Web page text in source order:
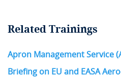
Related Trainings
Apron Management Service
Briefing on EU and EASA